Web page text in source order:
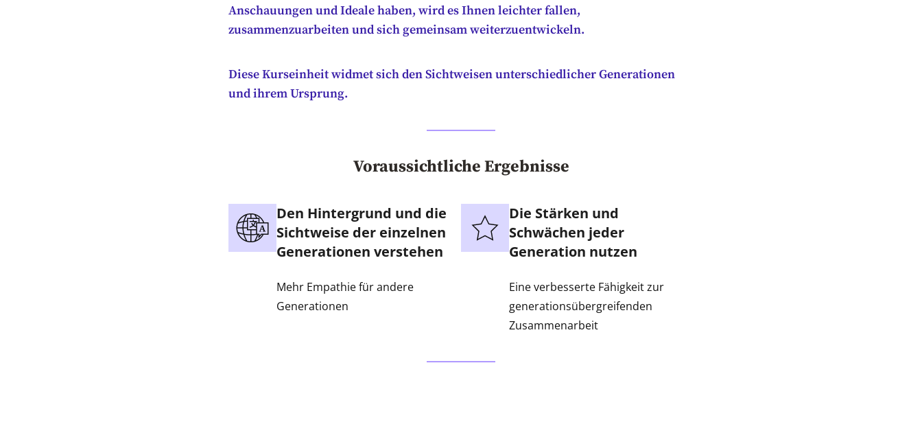
Anschauungen und Ideale haben, wird es Ihnen leichter fallen,
zusammenzuarbeiten und sich gemeinsam weiterzuentwickeln.
Diese Kurseinheit widmet sich den Sichtweisen unterschiedlicher Generationen
und ihrem Ursprung.
Voraussichtliche Ergebnisse
Den Hintergrund und die
Sichtweise der einzelnen
Generationen verstehen
Mehr Empathie für andere
Generationen
Die Stärken und
Schwächen jeder
Generation nutzen
Eine verbesserte Fähigkeit zur
generationsübergreifenden
Zusammenarbeit